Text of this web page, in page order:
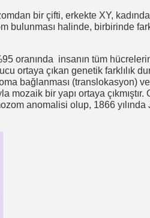
bir çifti, erkekte XY,
bulunması halinde, birbirinde
oranında insanın tüm
ortaya çıkan genetik farklılık
bağlanması (translokasyon)
mozaik bir yapı ortaya
anomalisi olup, 1866